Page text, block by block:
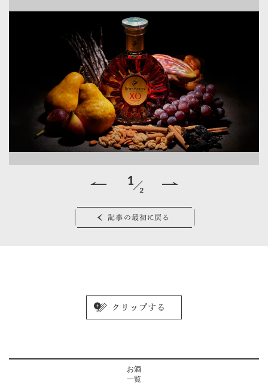
記事の最初に戻る
1
2
お酒
一覧